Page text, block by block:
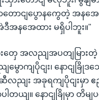
တောငျပွောနကွေတဲ့ အနအ
နအေထား မရှိပါဘူး။"
းတှေ အလညျအပတျမြား
ောကျပိုငျး၊ နောငျခြို
လညျး အခုရကျပိုငျးမှာ
ပါတယျ။ နောငျခြိုမှာ တိ